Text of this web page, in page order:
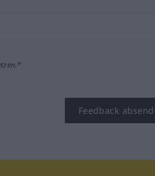
Feedback